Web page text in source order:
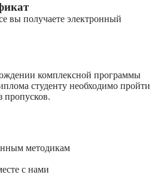
вы получаете электронный
комплексной программы
студенту необходимо пройти
пропусков.
методикам
с нами